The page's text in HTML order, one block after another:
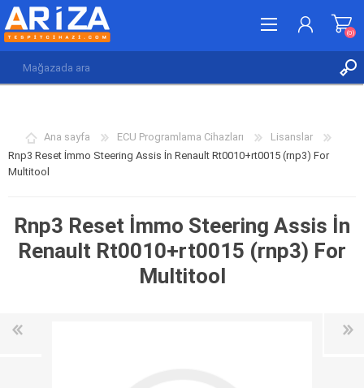
İSTEK LISTESI (0)
(0)
Ana sayfa ECU Programlama Cihazları
Lisanslar
Rnp3 Reset İmmo Steering Assis İn Renault Rt0010+rt0015 (rnp3) For
Multitool
Rnp3 Reset İmmo Steering Assis İn
Renault Rt0010+rt0015 (rnp3) For
Multitool